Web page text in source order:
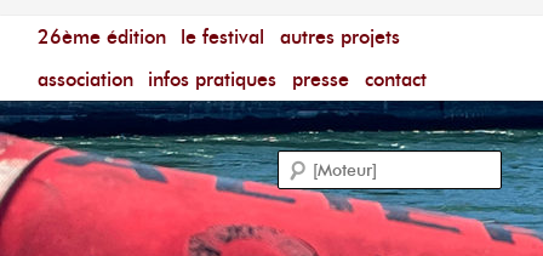
Menu principal
aller au contenu principal
aller au contenu secondaire
26ème édition le festival
autres projets
association
infos pratiques presse contact
Festival du Film Court Francophone – [Un poing c'est